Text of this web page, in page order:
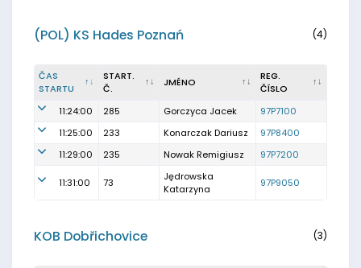
(POL) KS Hades Poznań (4)
ČAS
STARTU
START.
Č.
JMÉNO
REG.
ČÍSLO
11:24:00
285 Gorczyca Jacek
97P7100
11:25:00
233 Konarczak Dariusz
97P8400
11:29:00
235 Nowak Remigiusz 97P7200
11:31:00 73
Jędrowska
Katarzyna
97P9050
KOB Dobřichovice (3)